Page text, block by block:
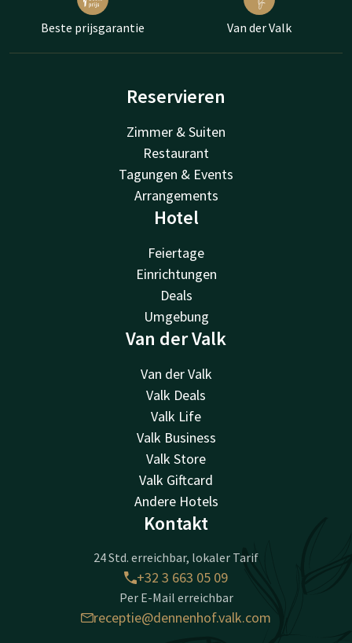
Beste prijsgarantie Van der Valk
Reservieren
Zimmer & Suiten
Restaurant
Tagungen & Events
Arrangements
Hotel
Feiertage
Einrichtungen
Deals
Umgebung
Van der Valk
Van der Valk
Valk Deals
Valk Life
Valk Business
Valk Store
Valk Giftcard
Andere Hotels
Kontakt
24 Std. erreichbar, lokaler Tarif
+32 3 663 05 09
Per E-Mail erreichbar
receptie@dennenhof.valk.com